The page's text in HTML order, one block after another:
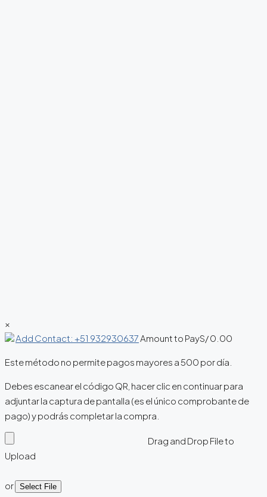
×
Add Contact: +51 932930637 Amount to PayS/0.00
Este método no permite pagos mayores a 500 por día.
Debes escanear el código QR, hacer clic en continuar para
adjuntar la captura de pantalla (es el único comprobante de
pago) y podrás completar la compra.
Drag and Drop File to
Upload
or Select File